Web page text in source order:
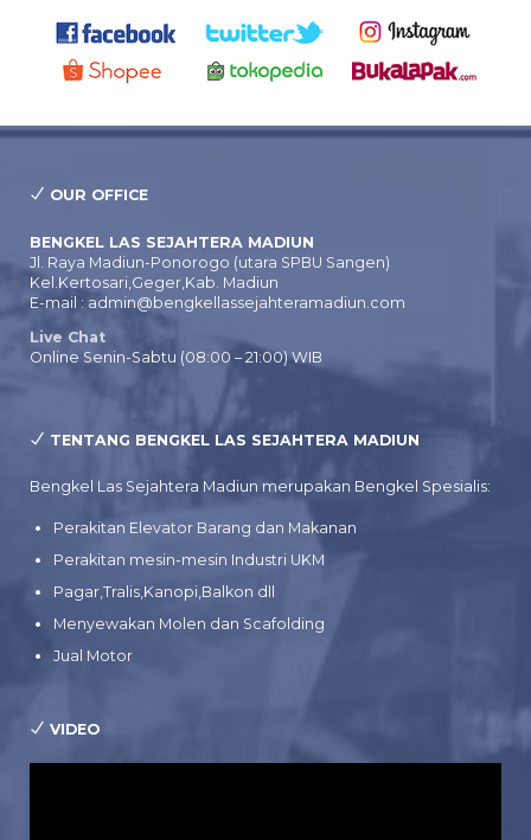
OUR OFFICE
BENGKEL LAS SEJAHTERA MADIUN
Jl. Raya Madiun-Ponorogo (utara SPBU Sangen)
Kel.Kertosari,Geger,Kab. Madiun
E-mail : admin@bengkellassejahteramadiun.com
Live Chat
Online Senin-Sabtu (08:00 – 21:00) WIB
TENTANG BENGKEL LAS SEJAHTERA MADIUN
Bengkel Las Sejahtera Madiun merupakan Bengkel Spesialis:
Perakitan Elevator Barang dan Makanan
Perakitan mesin-mesin Industri UKM
Pagar,Tralis,Kanopi,Balkon dll
Menyewakan Molen dan Scafolding
Jual Motor
VIDEO